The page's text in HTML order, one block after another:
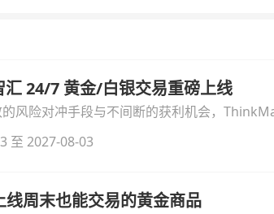
24/7 黄金/白银交易重磅上线
风险对冲手段与不间断的获利机会，
详细拆解本次升级的核心交易品种、杠杆配
至 2027-08-03
周末也能交易的黄金商品